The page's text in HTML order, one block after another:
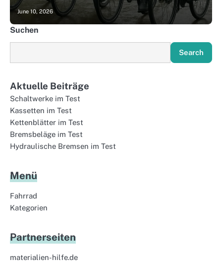
June 10, 2026
Suchen
Search
Aktuelle Beiträge
Schaltwerke im Test
Kassetten im Test
Kettenblätter im Test
Bremsbeläge im Test
Hydraulische Bremsen im Test
Menü
Fahrrad
Kategorien
Partnerseiten
materialien-hilfe.de